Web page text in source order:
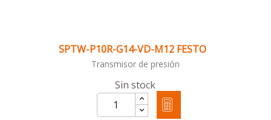
SPTW-P10R-G14-VD-M12 FESTO
Transmisor de presión
Sin stock